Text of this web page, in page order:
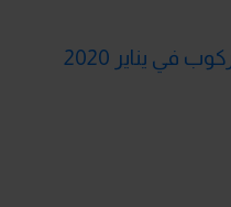
ارتفاع قيمة واردات سيارات الركوب في يناير 2020